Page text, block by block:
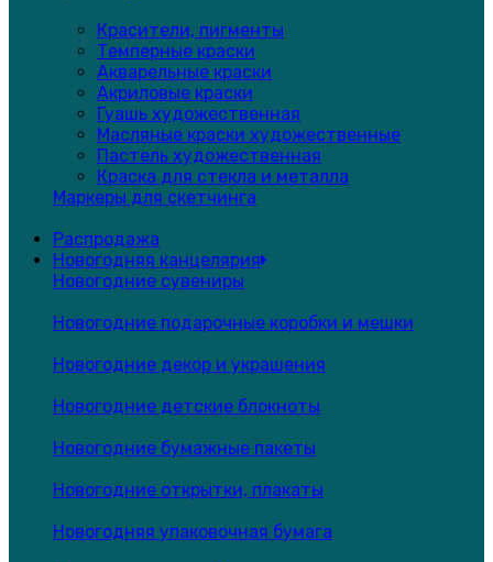
Красители, пигменты
Темперные краски
Акварельные краски
Акриловые краски
Гуашь художественная
Масляные краски художественные
Пастель художественная
Краска для стекла и металла
Маркеры для скетчинга
Распродажа
Новогодняя канцелярия
Новогодние сувениры
Новогодние подарочные коробки и мешки
Новогодние декор и украшения
Новогодние детские блокноты
Новогодние бумажные пакеты
Новогодние открытки, плакаты
Новогодняя упаковочная бумага